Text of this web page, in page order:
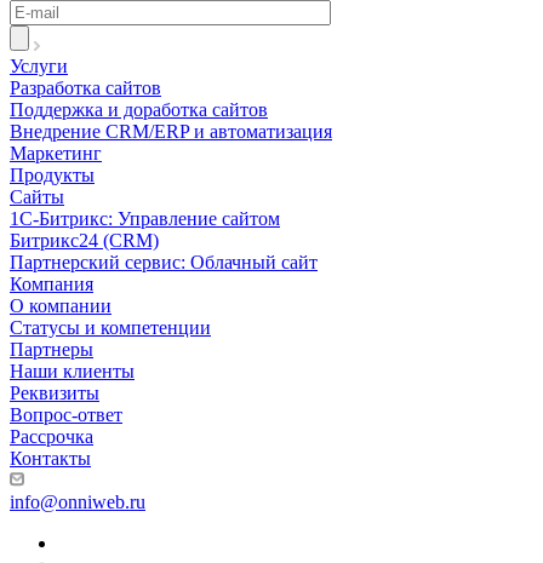
Услуги
Разработка сайтов
Поддержка и доработка сайтов
Внедрение CRM/ERP и автоматизация
Маркетинг
Продукты
Сайты
1С-Битрикс: Управление сайтом
Битрикс24 (CRM)
Партнерский сервис: Облачный сайт
Компания
О компании
Статусы и компетенции
Партнеры
Наши клиенты
Реквизиты
Вопрос-ответ
Рассрочка
Контакты
info@onniweb.ru